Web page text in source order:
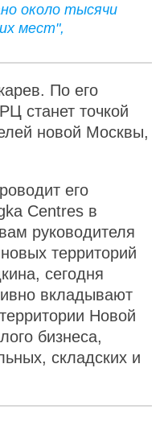
около тысячи
мест",
По его
станет точкой
новой Москвы,
его
Centres в
руководителя
территорий
сегодня
вкладывают
Новой
бизнеса,
складских и